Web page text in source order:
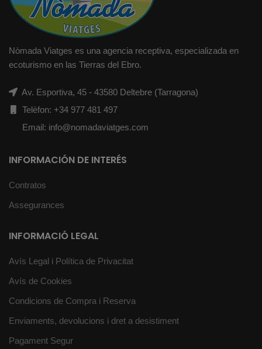
Nòmada Viatges es una agencia receptiva, especializada en
ecoturismo en las Tierras del Ebro.
Av. Esportiva, 45 - 43580 Deltebre (Tarragona)
Telèfon: +34 977 481 497
Email: info@nomadaviatges.com
INFORMACIÓN DE INTERÉS
Contratos
Assegurances
INFORMACIÓ LEGAL
Avís Legal i Política de Privacitat
Avís de Cookies
Condicions de Compra i Reserva
Enviaments, devolucions i dret a desistiment
Pagament Segur